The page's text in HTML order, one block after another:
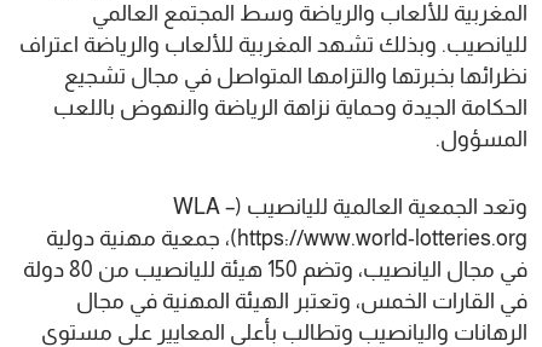
المغربية للألعاب والرياضة وسط المجتمع العالمي
لليانصيب. وبذلك تشهد المغربية للألعاب والرياضة اعتراف
نظرائها بخبرتها والتزامها المتواصل في مجال تشجيع
الحكامة الجيدة وحماية نزاهة الرياضة والنهوض باللعب
المسؤول.
وتعد الجمعية العالمية لليانصيب (WLA –
https://www.world-lotteries.org)، جمعية مهنية دولية
في مجال اليانصيب، وتضم 150 هيئة لليانصيب من 80 دولة
في القارات الخمس، وتعتبر الهيئة المهنية في مجال
الرهانات واليانصيب وتطالب بأعلى المعايير على مستوى